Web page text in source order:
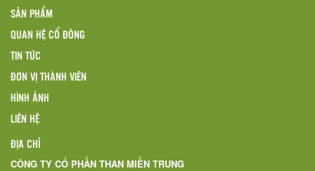
SẢN PHẨM
QUAN HỆ CỔ ĐÔNG
TIN TỨC
ĐƠN VỊ THÀNH VIÊN
HÌNH ẢNH
LIÊN HỆ
ĐỊA CHỈ
CÔNG TY CỔ PHẦN THAN MIỀN TRUNG